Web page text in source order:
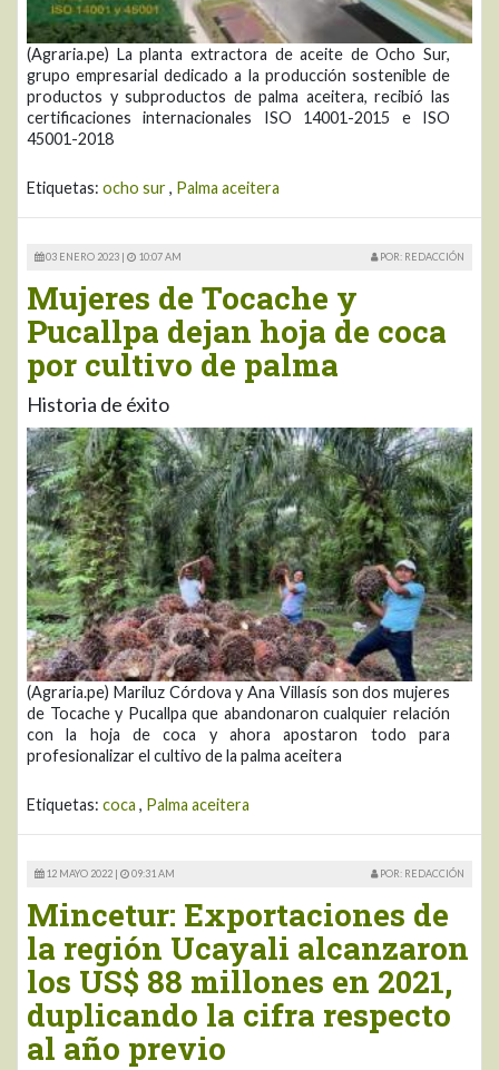
(Agraria.pe) La planta extractora de aceite de Ocho Sur,
grupo empresarial dedicado a la producción sostenible de
productos y subproductos de palma aceitera, recibió las
certificaciones internacionales ISO 14001-2015 e ISO
45001-2018
Etiquetas: ocho sur, Palma aceitera
03 ENERO 2023 | 10:07 AM POR: REDACCIÓN
Mujeres de Tocache y
Pucallpa dejan hoja de coca
por cultivo de palma
Historia de éxito
(Agraria.pe) Mariluz Córdova y Ana Villasís son dos mujeres
de Tocache y Pucallpa que abandonaron cualquier relación
con la hoja de coca y ahora apostaron todo para
profesionalizar el cultivo de la palma aceitera
Etiquetas: coca , Palma aceitera
12 MAYO 2022 | 09:31 AM POR: REDACCIÓN
Mincetur: Exportaciones de
la región Ucayali alcanzaron
los US$ 88 millones en 2021,
duplicando la cifra respecto
al año previo